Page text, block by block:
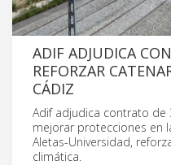
ADIF ADJUDICA
REFORZAR
CÁDIZ
Adif adjudica contrato de
mejorar protecciones en
Aletas-Universidad,
climática.